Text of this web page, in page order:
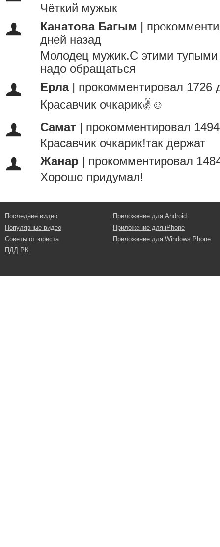
Чёткий мужык
Канатова Багым
дней назад
Молодец мужик.С этими тупыми
надо обращаться
Ерла| прокомментировал 1726
Красавчик очкарик✌☺
Самат
прокомментировал
Красавчик очкарик!так держат
Жанар
прокомментировал
Хорошо придумал!
Последние видео
Популярные видео
Советы от юриста
ПДД РК
Приложение для Android
Приложение для iPhone
Приложение для Windows Phone